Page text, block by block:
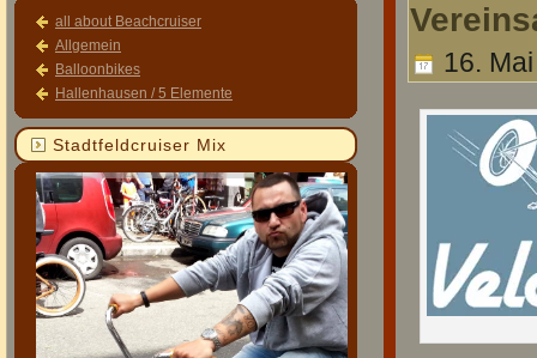
all about Beachcruiser
Allgemein
Balloonbikes
Hallenhausen / 5 Elemente
Stadtfeldcruiser Mix
16.